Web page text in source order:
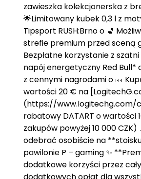
zawieszka kolekcjonerska z
🌟Limitowany kubek 0,3 l z
Tipsport RUSH:Brno o 💺
strefie premium przed sceną
Bezpłatne korzystanie z
napój energetyczny Red Bull*
z cennymi nagrodami o 🎫
wartości 20 € na
(https://www.logitechg.com/
rabatowy DATART o wartości
zakupów powyżej 10 000 CZK)
odebrać osobiście na
pawilonie P – gaming ✨
dodatkowe korzyści przez
dodatkowych opłat dla